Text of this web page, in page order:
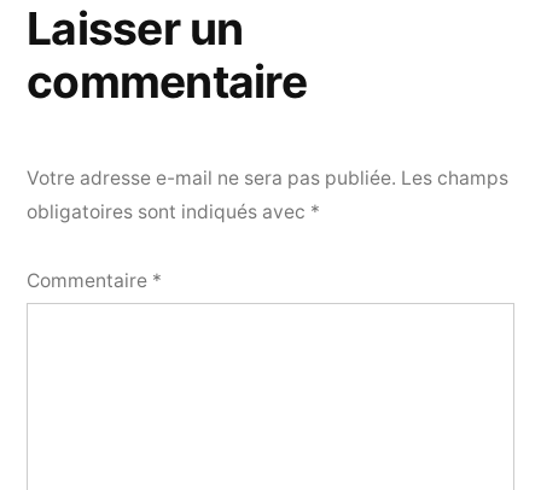
Laisser un
commentaire
Votre adresse e-mail ne sera pas publiée. Les champs
obligatoires sont indiqués avec *
Commentaire *